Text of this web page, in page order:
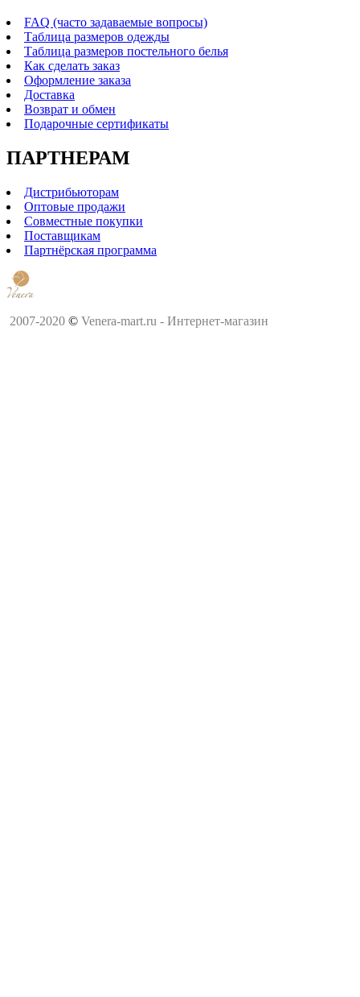
FAQ (часто задаваемые вопросы)
Таблица размеров одежды
Таблица размеров постельного белья
Как сделать заказ
Оформление заказа
Доставка
Возврат и обмен
Подарочные сертификаты
ПАРТНЕРАМ
Дистрибьюторам
Оптовые продажи
Совместные покупки
Поставщикам
Партнёрская программа
2007-2020 © Venera-mart.ru - Интернет-магазин